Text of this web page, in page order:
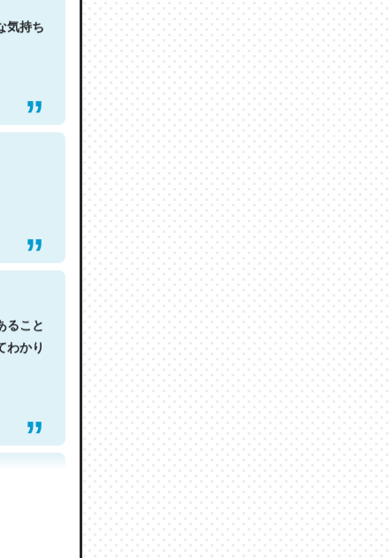
持ち
こと
わかり